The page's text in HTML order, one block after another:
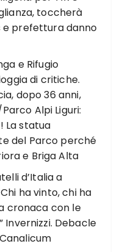
toccherà
e prefettura danno
e Rifugio
di critiche.
dopo 36 anni,
Alpi Liguri:
La statua
del Parco perché
e Briga Alta
d’Italia a
ha vinto, chi ha
cronaca con le
Invernizzi. Debacle